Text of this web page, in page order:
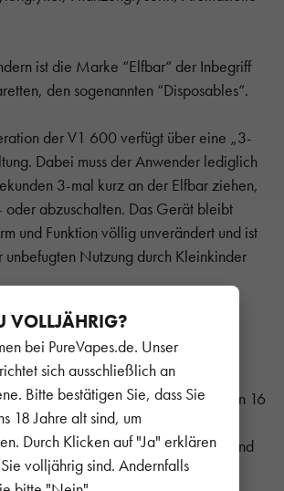
VOLLJÄHRIG?
bei PureVapes.de. Unser
sich ausschließlich an
Bitte bestätigen Sie, dass Sie
18 Jahre alt sind, um
Durch Klicken auf "Ja" erklären
volljährig sind. Andernfalls
ist die Marke “Elfbar“ der Inbegriff
den sogenannten “Disposables“.
der V1 600 verfügt über eine „3-
Dabei muss der Anwender lediglich
3-mal kurz an der Elfbar ziehen,
oder abzuschalten. Das Gerät bleibt
und Funktion völlig unverändert und ist
unbefugten Nutzung durch Kleinkinder
es in mit 20mg/ml Nikotin und
104 mm bei einem Durchmesser von 16
und leichte ELFBAR 600 sehr
Hand und begeistert mit modernen und
Look je nach Geschmack. Ein